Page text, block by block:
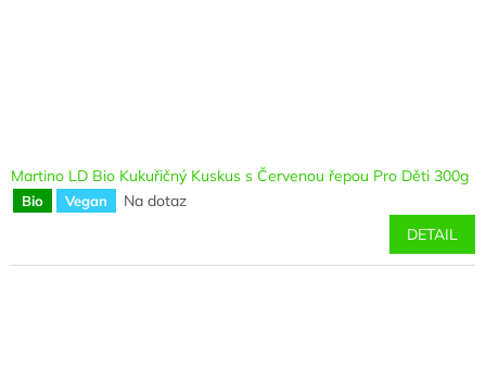
Martino LD Bio Kukuřičný Kuskus s Červenou řepou Pro Děti 300g
Bio Vegan
Na dotaz
DETAIL